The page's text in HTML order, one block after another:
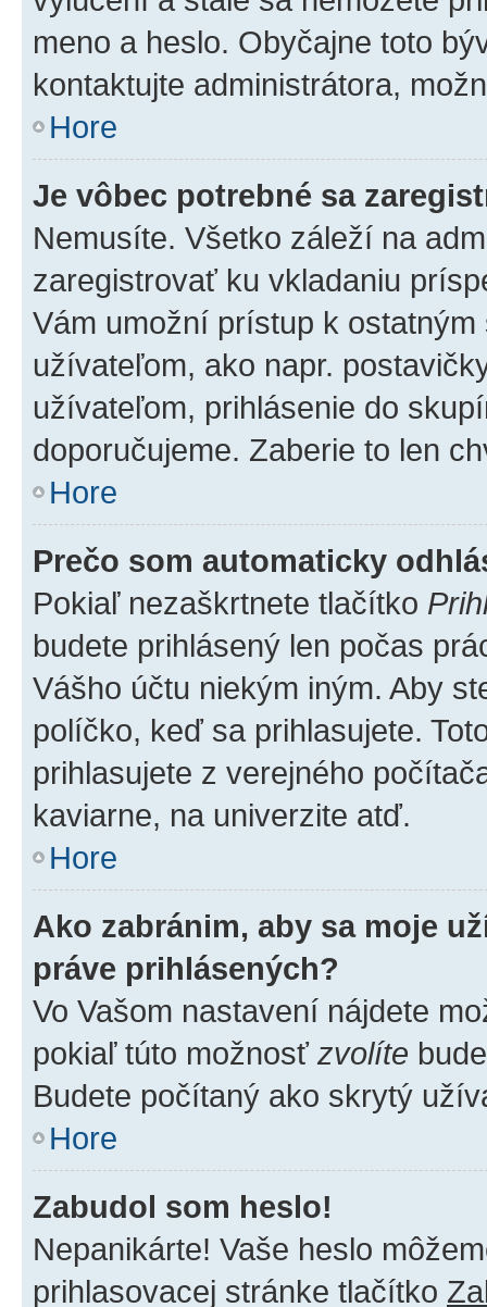
meno a heslo. Obyčajne toto
kontaktujte administrátora,
Hore
Je vôbec potrebné sa
Nemusíte. Všetko záleží na
zaregistrovať ku vkladaniu
Vám umožní prístup k
užívateľom, ako napr.
užívateľom, prihlásenie do
doporučujeme. Zaberie to len
Hore
Prečo som automaticky
Pokiaľ nezaškrtnete tlačítko
budete prihlásený len počas
Vášho účtu niekým iným. Aby
políčko, keď sa prihlasujete.
prihlasujete z verejného
kaviarne, na univerzite atď.
Hore
Ako zabránim, aby sa moje
práve prihlásených?
Vo Vašom nastavení nájdete
pokiaľ túto možnosť zvolíte
Budete počítaný ako skrytý
Hore
Zabudol som heslo!
Nepanikárte! Vaše heslo
prihlasovacej stránke tlačítko